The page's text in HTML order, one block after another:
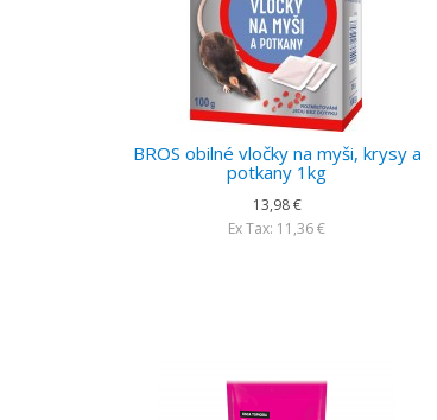
BROS obilné vločky na myši, krysy a
potkany 1kg
13,98 €
Ex Tax: 11,36 €